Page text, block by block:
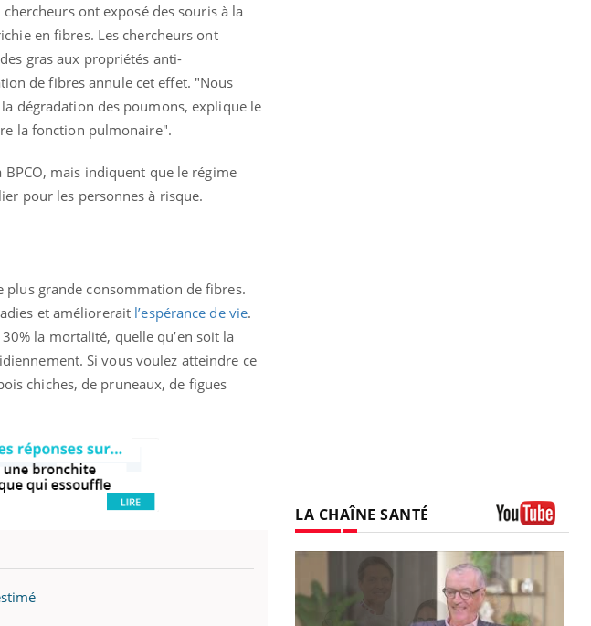
ont exposé des souris à la
en fibres. Les chercheurs ont
gras aux propriétés anti-
de fibres annule cet effet. "Nous
dégradation des poumons, explique le
la fonction pulmonaire".
mais indiquent que le régime
pour les personnes à risque.
plus grande consommation de fibres.
et améliorerait l’espérance de vie.
la mortalité, quelle qu’en soit la
Si vous voulez atteindre ce
chiches, de pruneaux, de figues
LA CHAÎNE SANTÉ